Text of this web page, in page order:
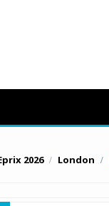
2026 London